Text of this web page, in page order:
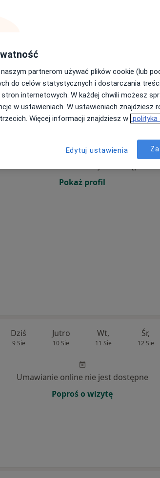
Dziś Jutro Wt, Śr,
Pokaż profil
Dziś
9 Sie
Jutro
10 Sie
Wt,
11 Sie
Śr,
12 Sie
Umawianie online nie jest dostępne
Poproś o wizytę
partnerom używać plików cookie (lub
do celów statystycznych i dostarczania
internetowych. W każdej chwili możesz
w ustawieniach. W ustawieniach znajdziesz
Więcej informacji znajdziesz w polityka
Edytuj ustawienia